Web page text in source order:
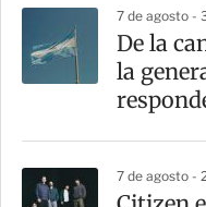
7 de agosto -
De la
la
7 de agosto -